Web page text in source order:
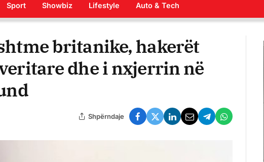
Sport Showbiz Lifestyle Auto & Tech
britanike, hakerët
dhe i nxjerrin në
Shpërndaje